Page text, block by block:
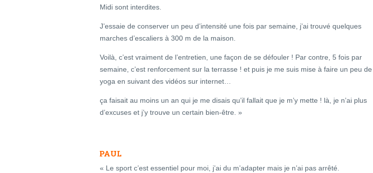
Midi sont interdites.
J’essaie de conserver un peu d’intensité une fois par semaine, j’ai trouvé quelques
marches d’escaliers à 300 m de la maison.
Voilà, c’est vraiment de l’entretien, une façon de se défouler ! Par contre, 5 fois par
semaine, c’est renforcement sur la terrasse ! et puis je me suis mise à faire un peu de
yoga en suivant des vidéos sur internet…
ça faisait au moins un an qui je me disais qu’il fallait que je m’y mette ! là, je n’ai plus
d’excuses et j’y trouve un certain bien-être. »
PAUL
« Le sport c’est essentiel pour moi, j’ai du m’adapter mais je n’ai pas arrêté.